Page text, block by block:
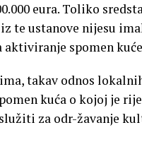
eura. Toliko
te ustanove nijesu
aktiviranje spomen
takav odnos
kuća o kojoj je
za odr-žavanje